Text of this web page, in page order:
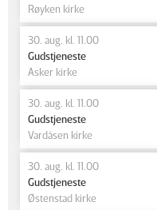
Røyken kirke
30. aug. kl. 11.00
Gudstjeneste
Asker kirke
30. aug. kl. 11.00
Gudstjeneste
Vardåsen kirke
30. aug. kl. 11.00
Gudstjeneste
Østenstad kirke